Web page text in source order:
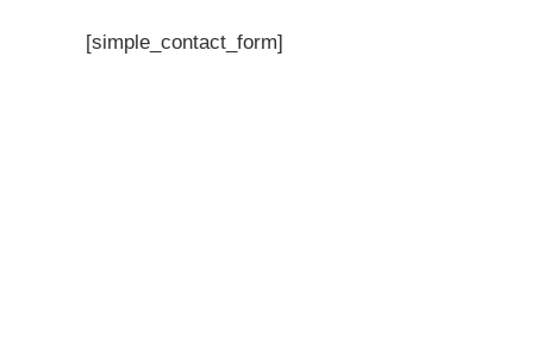
[simple_contact_form]